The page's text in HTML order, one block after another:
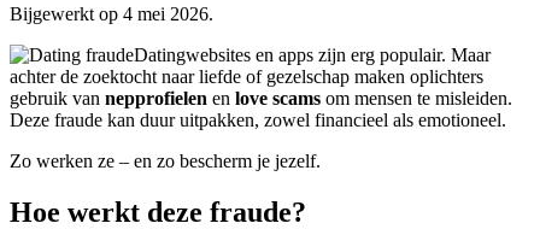
Bijgewerkt op 4 mei 2026.
Datingwebsites en apps zijn erg populair. Maar
achter de zoektocht naar liefde of gezelschap maken oplichters
gebruik van nepprofielen en love scams om mensen te misleiden.
Deze fraude kan duur uitpakken, zowel financieel als emotioneel.
Zo werken ze – en zo bescherm je jezelf.
Hoe werkt deze fraude?